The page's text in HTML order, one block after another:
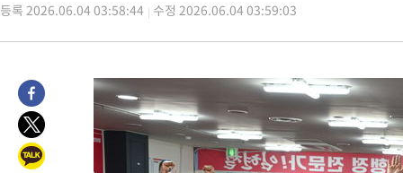
-1978초 전 >[속보]원·달러 환율, 오전 9시 1410.3원
-1716초 전 >[속보]코스닥, 8.85포인트(1.11%) 오른 807.66 개장
-148초 전 >
[속보]지하철 1호선 상행선 용산역 무정차 통과…"집회·시위"
25분 전 >
'낮 최고 34도' 전국 더위 지속…강원·경상권 오전 비
47분 전 >
파키스탄 보안군, 대 테러작전으로 남서부의 무장세력 소탕전..15
1시간 전 >
인천 앞바다 연락두절 모터보트 승선원 3명 전원 구조
등록 2026.06.04 03:58:44 수정 2026.06.04 03:59:03